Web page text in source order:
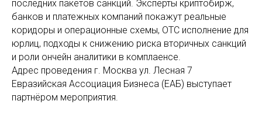
последних пакетов санкций. Эксперты криптобирж,
банков и платежных компаний покажут реальные
коридоры и операционные схемы, OTC исполнение для
юрлиц, подходы к снижению риска вторичных санкций
и роли ончейн аналитики в комплаенсе.
Адрес проведения г. Москва ул. Лесная 7
Евразийская Ассоциация Бизнеса (ЕАБ) выступает
партнёром мероприятия.